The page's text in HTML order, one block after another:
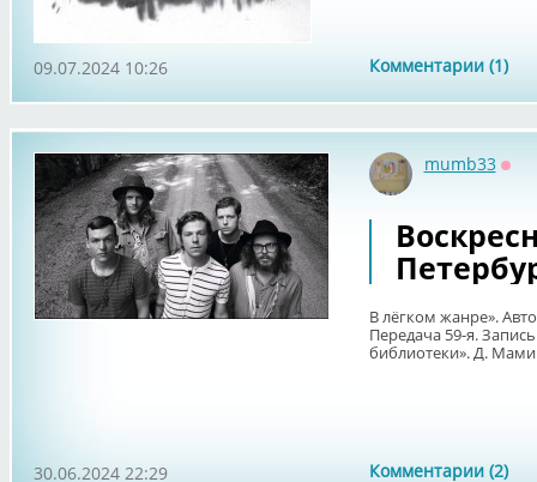
Комментарии (1)
09.07.2024 10:26
mumb33
В лёгком жанре».
Передача 59-я.
библиотеки». Д.
Комментарии (2)
30.06.2024 22:29